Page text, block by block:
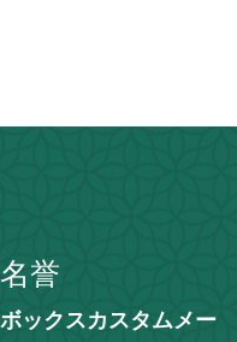
誉
ックスカスタムメー